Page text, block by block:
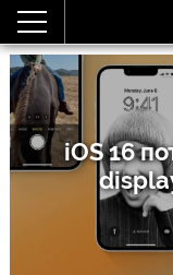
iOS 16